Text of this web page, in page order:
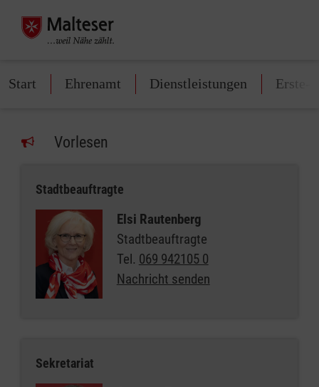
Start Ehrenamt Dienstleistungen Erste-
Vorlesen
Stadtbeauftragte
Elsi Rautenberg
Stadtbeauftragte
Tel. 069 942105 0
Nachricht senden
Sekretariat